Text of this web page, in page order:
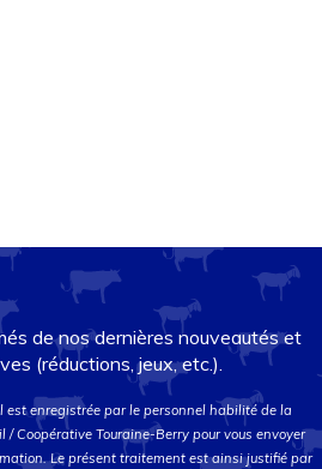
de nos dernières nouveautés et
(réductions, jeux, etc.).
est enregistrée par le personnel habilité de la
/ Coopérative Touraine-Berry pour vous envoyer
Le présent traitement est ainsi justifié par